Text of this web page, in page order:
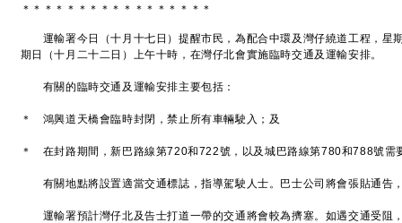
＊ ＊ ＊ ＊ ＊ ＊ ＊ ＊ ＊ ＊ ＊ ＊ ＊ ＊ ＊ ＊ ＊
運輸署今日（十月十七日）提醒市民，為配合中環及灣仔繞道工程，星
期日（十月二十二日）上午十時，在灣仔北會實施臨時交通及運輸安排。
有關的臨時交通及運輸安排主要包括：
＊ 鴻興道天橋會臨時封閉，禁止所有車輛駛入；及
＊ 在封路期間，新巴路線第720和722號，以及城巴路線第780和788號需
有關地點將設置適當交通標誌，指導駕駛人士。巴士公司將會張貼通告
運輸署預計灣仔北及告士打道一帶的交通將會較為擠塞。如遇交通受阻